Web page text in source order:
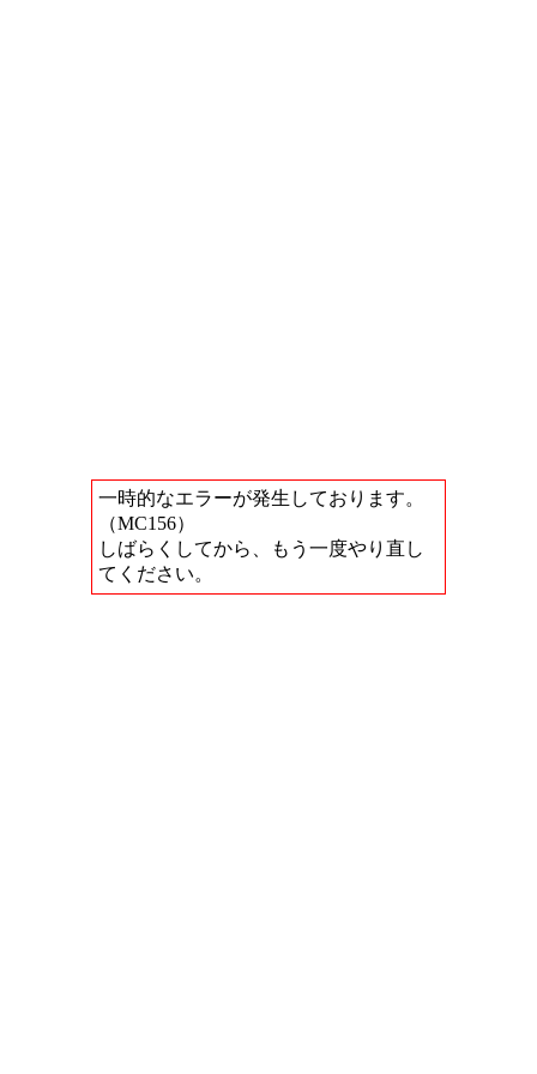
一時的なエラーが発生しております。
（MC156）
しばらくしてから、もう一度やり直し
てください。